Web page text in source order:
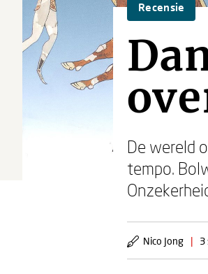
Recensie
De wereld
tempo.
Nico Jong | 3